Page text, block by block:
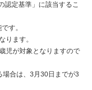
認定基準」に該当するこ
す。
ります。
児が対象となりますので
合は、3月30日までが3